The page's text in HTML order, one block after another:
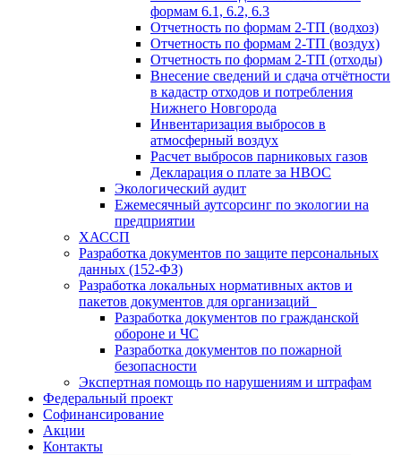
формам 6.1, 6.2, 6.3
Отчетность по формам 2-ТП (водхоз)
Отчетность по формам 2-ТП (воздух)
Отчетность по формам 2-ТП (отходы)
Внесение сведений и сдача отчётности
в кадастр отходов и потребления
Нижнего Новгорода
Инвентаризация выбросов в
атмосферный воздух
Расчет выбросов парниковых газов
Декларация о плате за НВОС
Экологический аудит
Ежемесячный аутсорсинг по экологии на
предприятии
ХАССП
Разработка документов по защите персональных
данных (152-ФЗ)
Разработка локальных нормативных актов и
пакетов документов для организаций
Разработка документов по гражданской
обороне и ЧС
Разработка документов по пожарной
безопасности
Экспертная помощь по нарушениям и штрафам
Федеральный проект
Софинансирование
Акции
Контакты